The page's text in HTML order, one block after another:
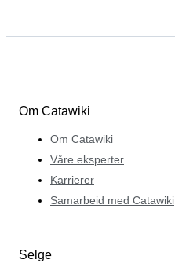
Om Catawiki
Om Catawiki
Våre eksperter
Karrierer
Samarbeid med Catawiki
Selge